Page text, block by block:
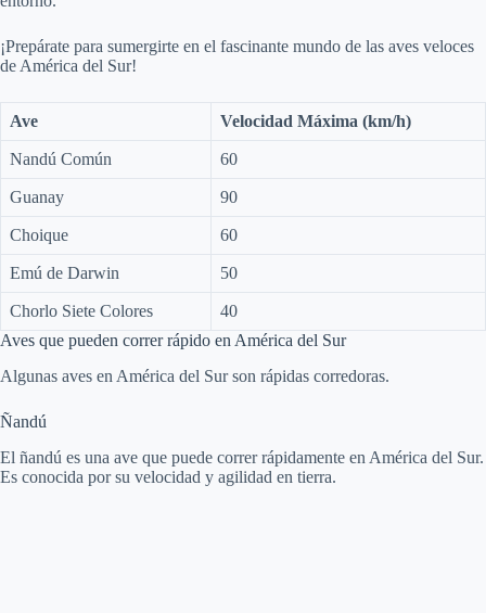
¡Prepárate para sumergirte en el fascinante mundo de las aves veloces
de América del Sur!
Ave Velocidad Máxima (km/h)
Nandú Común 60
Guanay 90
Choique 60
Emú de Darwin 50
Chorlo Siete Colores
40
Aves que pueden correr rápido en América del Sur
Algunas aves en América del Sur son rápidas corredoras.
Ñandú
El ñandú es una ave que puede correr rápidamente en América del Sur.
Es conocida por su velocidad y agilidad en tierra.